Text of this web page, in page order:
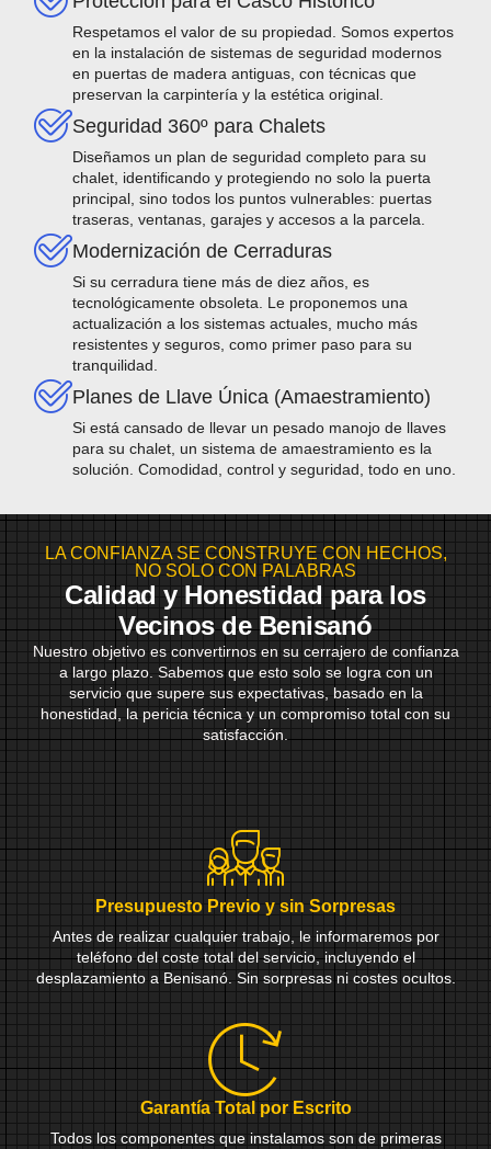
Respetamos el valor de su propiedad. Somos expertos
en la instalación de sistemas de seguridad modernos
en puertas de madera antiguas, con técnicas que
preservan la carpintería y la estética original.
Seguridad 360º para Chalets
Diseñamos un plan de seguridad completo para su
chalet, identificando y protegiendo no solo la puerta
principal, sino todos los puntos vulnerables: puertas
traseras, ventanas, garajes y accesos a la parcela.
Modernización de Cerraduras
Si su cerradura tiene más de diez años, es
tecnológicamente obsoleta. Le proponemos una
actualización a los sistemas actuales, mucho más
resistentes y seguros, como primer paso para su
tranquilidad.
Planes de Llave Única (Amaestramiento)
Si está cansado de llevar un pesado manojo de llaves
para su chalet, un sistema de amaestramiento es la
solución. Comodidad, control y seguridad, todo en uno.
LA CONFIANZA SE CONSTRUYE CON HECHOS,
NO SOLO CON PALABRAS
Calidad y Honestidad para los
Vecinos de Benisanó
Nuestro objetivo es convertirnos en su cerrajero de confianza
a largo plazo. Sabemos que esto solo se logra con un
servicio que supere sus expectativas, basado en la
honestidad, la pericia técnica y un compromiso total con su
satisfacción.
Presupuesto Previo y sin Sorpresas
Antes de realizar cualquier trabajo, le informaremos por
teléfono del coste total del servicio, incluyendo el
desplazamiento a Benisanó. Sin sorpresas ni costes ocultos.
Garantía Total por Escrito
Todos los componentes que instalamos son de primeras